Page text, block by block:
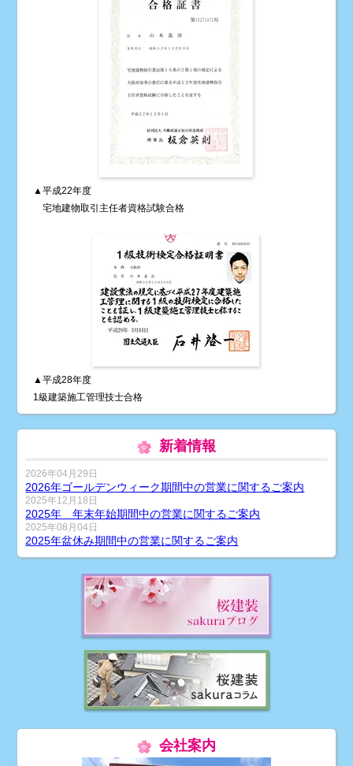
▲平成22年度
宅地建物取引主任者資格試験合格
▲平成28年度
1級建築施工管理技士合格
新着情報
2026年04月29日
2026年ゴールデンウィーク期間中の営業に関するご案内
2025年12月18日
2025年 年末年始期間中の営業に関するご案内
2025年08月04日
2025年盆休み期間中の営業に関するご案内
会社案内